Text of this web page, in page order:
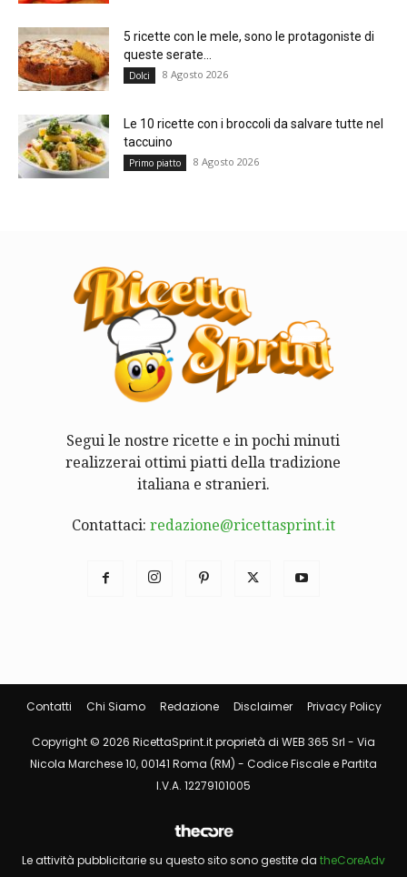
5 ricette con le mele, sono le protagoniste di
queste serate...
Dolci 8 Agosto 2026
Le 10 ricette con i broccoli da salvare tutte nel
taccuino
Primo piatto 8 Agosto 2026
Segui le nostre ricette e in pochi minuti
realizzerai ottimi piatti della tradizione
italiana e stranieri.
Contattaci: redazione@ricettasprint.it
Contatti Chi Siamo Redazione Disclaimer Privacy Policy
Copyright © 2026 RicettaSprint.it proprietà di WEB 365 Srl - Via
Nicola Marchese 10, 00141 Roma (RM) - Codice Fiscale e Partita
I.V.A. 12279101005
Le attività pubblicitarie su questo sito sono gestite da theCoreAdv